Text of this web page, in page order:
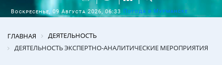
Воскресенье, 09 Августа 2026, 06:33 Погода в Мурманске
ГЛАВНАЯ
ДЕЯТЕЛЬНОСТЬ
ДЕЯТЕЛЬНОСТЬ ЭКСПЕРТНО-АНАЛИТИЧЕСКИЕ МЕРОПРИЯТИЯ